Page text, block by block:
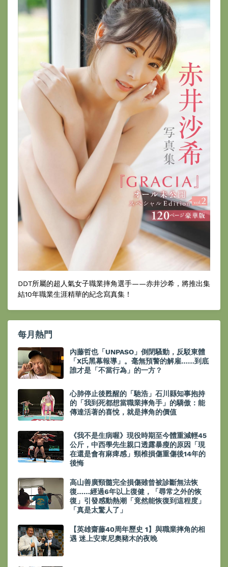
DDT所屬的超人氣女子職業摔角選手——赤井沙希，將推出集
結10年職業生涯精華的紀念寫真集！
每月熱門
內藤哲也「UNPASO」倒閉騷動，反駁東體
「X氏黑幕報導」。毫無預警的解雇……到底
誰才是「不當行為」的一方？
心肺停止後甦醒的「馳浩」石川縣知事抱持
的「我到死都想當職業摔角手」的驕傲：能
傳達活著的喜悅，就是摔角的價值
《我不是生病喔》現役時期至今體重減輕45
公斤，中西學先生親口透露暴瘦的原因「現
在還是會有麻痺感」頸椎損傷重傷後14年的
後悔
高山善廣頸髓完全損傷雖曾被診斷無法恢
復……經過6年以上復健，「尋常之外的恢
復」引發感動熱潮「竟然能恢復到這程度」
「真是太驚人了」
【英雄齋藤40周年歷史 1】與職業摔角的相
遇 迷上安東尼奧豬木的夜晚